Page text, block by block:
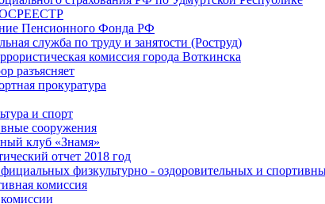
Пенсионного Фонда РФ
служба по труду и занятости (Роструд)
комиссия города Воткинска
разъясняет
прокуратура
и спорт
сооружения
клуб «Знамя»
отчет 2018 год
физкультурно - оздоровительных и
комиссия